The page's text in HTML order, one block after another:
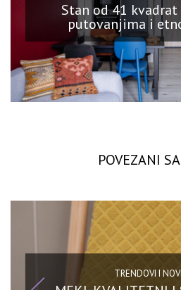
Stan od 41
putovanjima i
POVEZANI
TRENDOVI I